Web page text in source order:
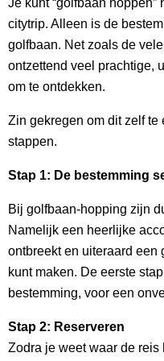
Je kunt “golfbaan
citytrip. Alleen is de
golfbaan. Net zoals de
ontzettend veel prachtige,
om te ontdekken.
Zin gekregen om dit zelf
stappen.
Stap 1: De bestemming
Bij golfbaan-hopping zijn
Namelijk een heerlijke
ontbreekt en uiteraard een
kunt maken. De eerste
bestemming, voor een
Stap 2: Reserveren
Zodra je weet waar de